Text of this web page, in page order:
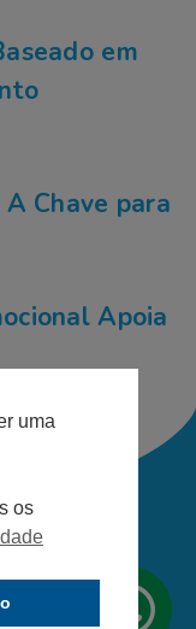
em
Chave para
Apoia
uma
os